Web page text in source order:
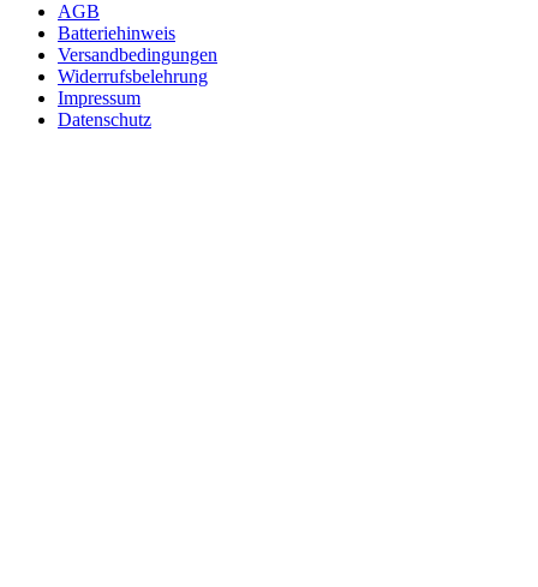
AGB
Batteriehinweis
Versandbedingungen
Widerrufsbelehrung
Impressum
Datenschutz